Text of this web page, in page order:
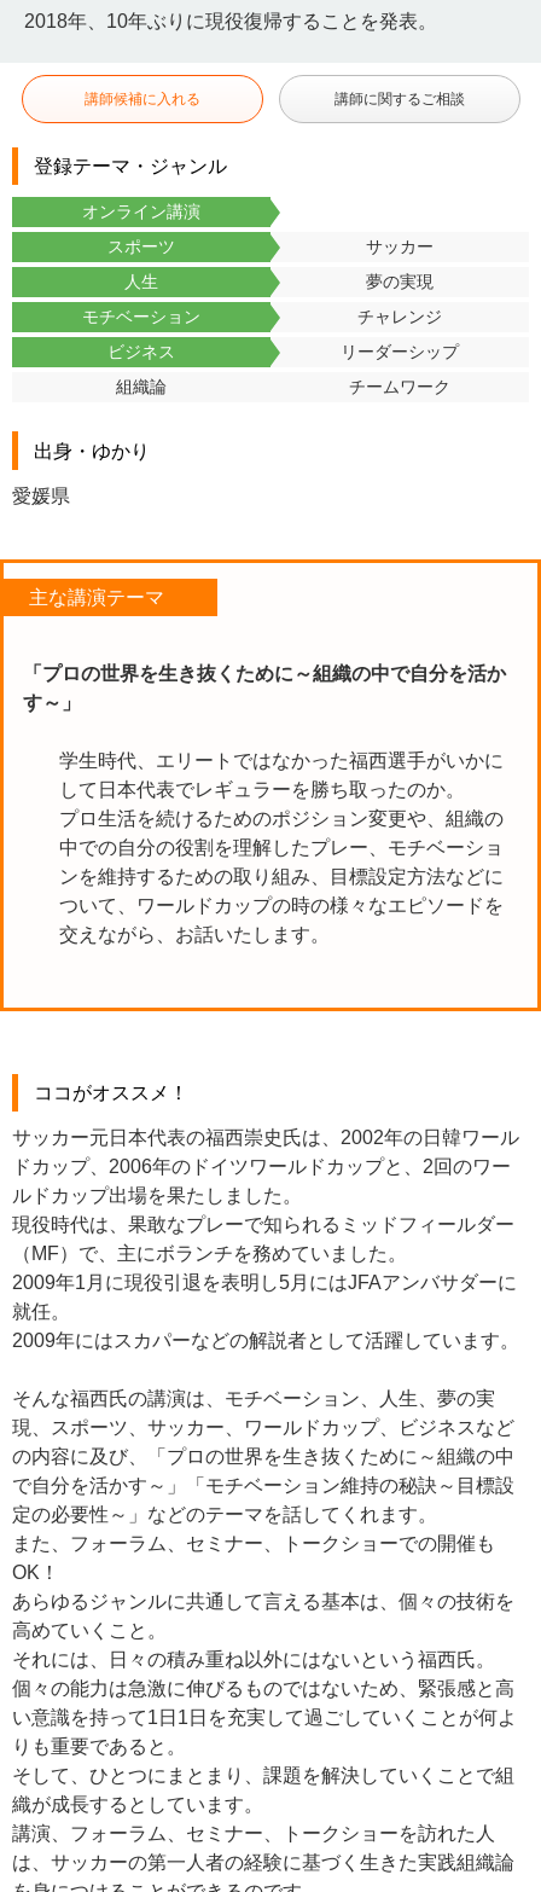
2018年、10年ぶりに現役復帰することを発表。
講師候補に入れる 講師に関するご相談
登録テーマ・ジャンル
オンライン講演
スポーツ
サッカー
人生
夢の実現
モチベーション
チャレンジ
ビジネス
リーダーシップ
組織論
チームワーク
出身・ゆかり
愛媛県
主な講演テーマ
「プロの世界を生き抜くために～組織の中で自分を活か
す～」
学生時代、エリートではなかった福西選手がいかに
して日本代表でレギュラーを勝ち取ったのか。
プロ生活を続けるためのポジション変更や、組織の
中での自分の役割を理解したプレー、モチベーショ
ンを維持するための取り組み、目標設定方法などに
ついて、ワールドカップの時の様々なエピソードを
交えながら、お話いたします。
ココがオススメ！
サッカー元日本代表の福西崇史氏は、2002年の日韓ワール
ドカップ、2006年のドイツワールドカップと、2回のワー
ルドカップ出場を果たしました。
現役時代は、果敢なプレーで知られるミッドフィールダー
（MF）で、主にボランチを務めていました。
2009年1月に現役引退を表明し5月にはJFAアンバサダーに
就任。
2009年にはスカパーなどの解説者として活躍しています。
そんな福西氏の講演は、モチベーション、人生、夢の実
現、スポーツ、サッカー、ワールドカップ、ビジネスなど
の内容に及び、「プロの世界を生き抜くために～組織の中
で自分を活かす～」「モチベーション維持の秘訣～目標設
定の必要性～」などのテーマを話してくれます。
また、フォーラム、セミナー、トークショーでの開催も
OK！
あらゆるジャンルに共通して言える基本は、個々の技術を
高めていくこと。
それには、日々の積み重ね以外にはないという福西氏。
個々の能力は急激に伸びるものではないため、緊張感と高
い意識を持って1日1日を充実して過ごしていくことが何よ
りも重要であると。
そして、ひとつにまとまり、課題を解決していくことで組
織が成長するとしています。
講演、フォーラム、セミナー、トークショーを訪れた人
は、サッカーの第一人者の経験に基づく生きた実践組織論